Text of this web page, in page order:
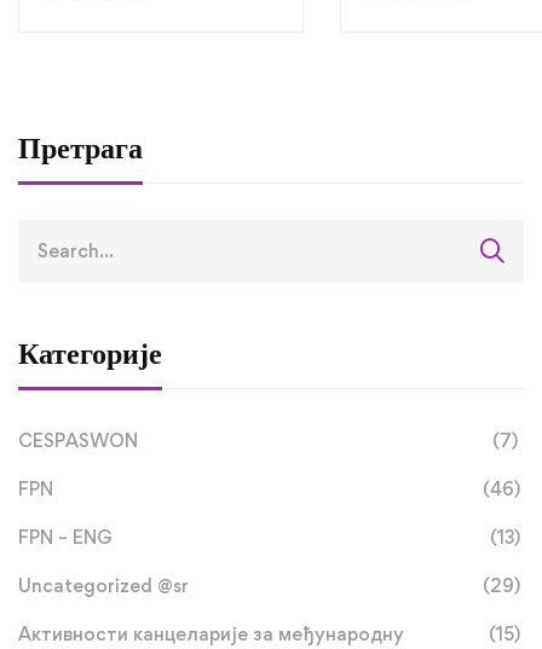
Претрага
Категорије
CESPASWON (7)
FPN (46)
FPN – ENG (13)
Uncategorized @sr (29)
Активности канцеларије за међународну (15)